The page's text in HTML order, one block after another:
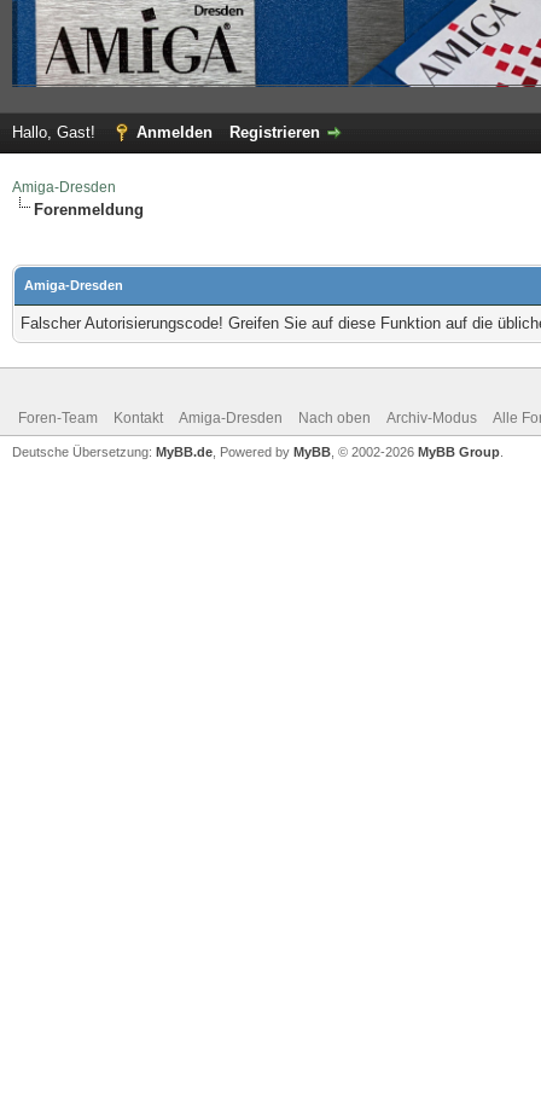
Hallo, Gast! Anmelden Registrieren
Amiga-Dresden
Forenmeldung
Amiga-Dresden
Falscher Autorisierungscode! Greifen Sie auf diese Funktion auf die
Foren-Team Kontakt Amiga-Dresden Nach oben Archiv-Modus Alle
Deutsche Übersetzung: MyBB.de , Powered by MyBB , © 2002-2026 MyBB Group